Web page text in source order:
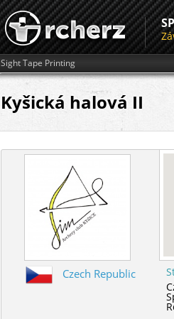
Sight Tape Printing
Kyšická halová II
Czech Republic